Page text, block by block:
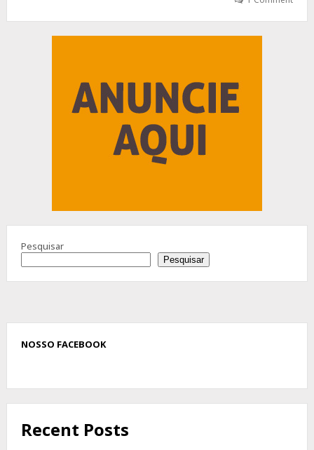
A
Pesquisar
Pesquisar
NOSSO FACEBOOK
Recent Posts